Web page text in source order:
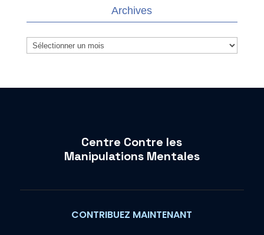
Archives
Archives
Centre Contre les
Manipulations Mentales
CONTRIBUEZ MAINTENANT